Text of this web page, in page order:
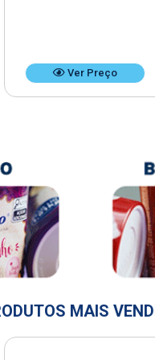
Ver Preço
MAIS